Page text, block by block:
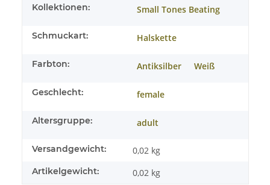
Kollektionen: Small Tones Beating
Schmuckart: Halskette
Farbton: Antiksilber Weiß
Geschlecht: female
Altersgruppe: adult
Versandgewicht: 0,02 kg
Artikelgewicht: 0,02 kg